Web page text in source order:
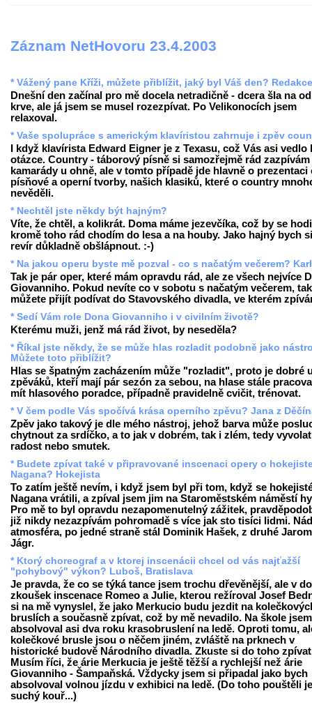
Záznam NetHovoru 23.4.2003
* Vážený pane Kříži, můžete přiblížit, jaký byl Váš den? Redakce
Dnešní den začínal pro mě docela netradičně - dcera šla na
krve, ale já jsem se musel rozezpívat. Po Velikonocích jsem
relaxoval.
* Vaše spolupráce s americkým klavíristou zahrnuje i zpěv
I když klavírista Edward Eigner je z Texasu, což Vás asi vedlo
otázce. Country - táborový písně si samozřejmě rád zazpívám
kamarády u ohně, ale v tomto případě jde hlavně o prezentaci
písňové a operní tvorby, našich klasiků, které o country
nevěděli.
* Nechtěl jste někdy být hajným?
Víte, že chtěl, a kolikrát. Doma máme jezevčíka, což by se
kromě toho rád chodím do lesa a na houby. Jako hajný bych
revír důkladně obšlápnout. :-)
* Na jakou operu byste mě pozval - co s načatým večerem?
Tak je pár oper, které mám opravdu rád, ale ze všech nejvíce
Giovanniho. Pokud nevíte co v sobotu s načatým večerem,
můžete přijít podívat do Stavovského divadla, ve kterém
* Sedí Vám role Dona Giovanniho i v civilním životě?
Kterému muži, jenž má rád život, by neseděla?
* Říkal jste někdy, že se může hlas rozladit podobně jako
Můžete toto přiblížit?
Hlas se špatným zacházením může "rozladit", proto je dobré
zpěváků, kteří mají pár sezón za sebou, na hlase stále
mít hlasového poradce, případně pravidelně cvičit, trénovat.
* V čem podle Vás spočívá krása operního zpěvu? Jana z
Zpěv jako takový je dle mého nástroj, jehož barva může
chytnout za srdíčko, a to jak v dobrém, tak i zlém, tedy vyvolat
radost nebo smutek.
* Budete zpívat také v připravované inscenaci opery o
Nagana? Hokejista
To zatím ještě nevím, i když jsem byl při tom, když se
Nagana vrátili, a zpíval jsem jim na Staroměstském náměstí
Pro mě to byl opravdu nezapomenutelný zážitek,
již nikdy nezazpívám pohromadě s více jak sto tisíci lidmi.
atmosféra, po jedné straně stál Dominik Hašek, z druhé
Jágr.
* Ktorý choreograf a v ktorej inscenácii chcel od vás najťažší
"pohybový" výkon? Luboš, Bratislava
Je pravda, že co se týká tance jsem trochu dřevěnější, ale v
zkoušek inscenace Romeo a Julie, kterou režíroval Josef
si na mě vynyslel, že jako Merkucio budu jezdit na
bruslích a současně zpívat, což by mě nevadilo. Na škole jsem
absolvoval asi dva roku krasobruslení na ledě. Oproti tomu,
kolečkové brusle jsou o něčem jiném, zvláště na prknech v
historické budově Národního divadla. Zkuste si do toho
Musím říci, že árie Merkucia je ještě těžší a rychlejší než árie
Giovanniho - Šampaňská. Vždycky jsem si připadal jako bych
absolvoval volnou jízdu v exhibici na ledě. (Do toho pouštěli
suchý kouř...)